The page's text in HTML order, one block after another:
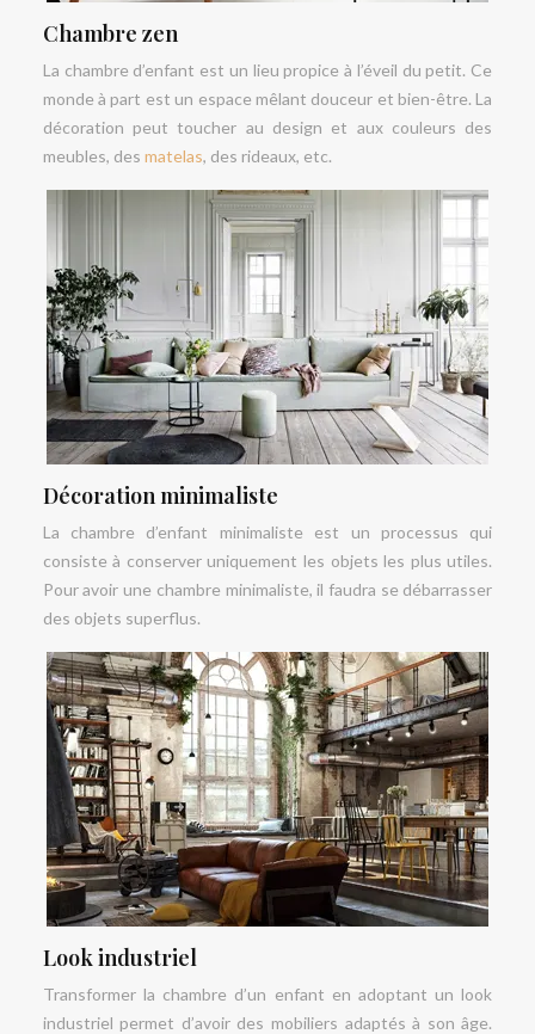
Chambre zen
La chambre d’enfant est un lieu propice à l’éveil du petit. Ce
monde à part est un espace mêlant douceur et bien-être. La
décoration peut toucher au design et aux couleurs des
meubles, des matelas, des rideaux, etc.
Décoration minimaliste
La chambre d’enfant minimaliste est un processus qui
consiste à conserver uniquement les objets les plus utiles.
Pour avoir une chambre minimaliste, il faudra se débarrasser
des objets superflus.
Look industriel
Transformer la chambre d’un enfant en adoptant un look
industriel permet d’avoir des mobiliers adaptés à son âge.